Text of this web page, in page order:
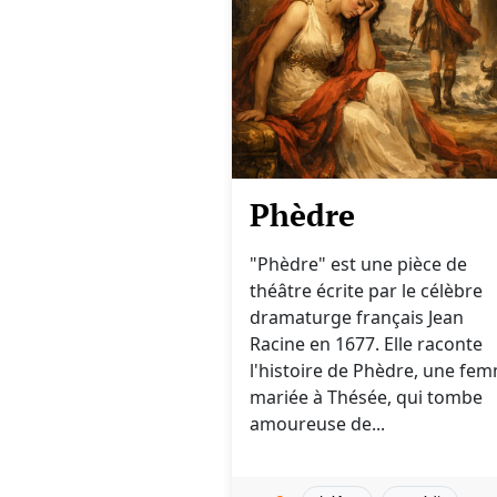
Phèdre
"Phèdre" est une pièce de
théâtre écrite par le célèbre
dramaturge français Jean
Racine en 1677. Elle raconte
l'histoire de Phèdre, une
mariée à Thésée, qui tombe
amoureuse de...